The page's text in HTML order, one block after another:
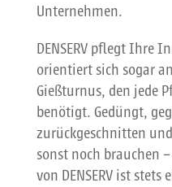
Unternehmen.
DENSERV pflegt Ihre
orientiert sich sogar
Gießturnus, den jede
benötigt. Gedüngt,
zurückgeschnitten
sonst noch brauchen
von DENSERV ist stets